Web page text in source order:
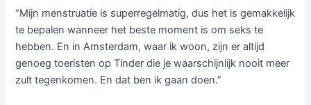
“Mijn menstruatie is superregelmatig, dus het is gemakkelijk
te bepalen wanneer het beste moment is om seks te
hebben. En in Amsterdam, waar ik woon, zijn er altijd
genoeg toeristen op Tinder die je waarschijnlijk nooit meer
zult tegenkomen. En dat ben ik gaan doen.”